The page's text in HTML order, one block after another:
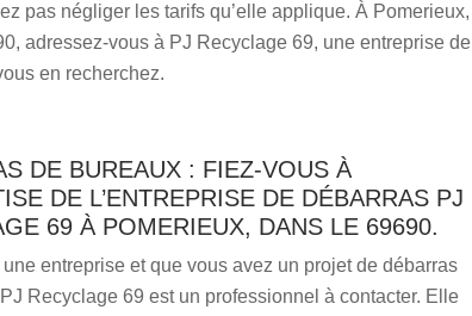
pas négliger les tarifs qu’elle applique. À Pomerieux,
adressez-vous à PJ Recyclage 69, une entreprise de
en recherchez.
DE BUREAUX : FIEZ-VOUS À
DE L’ENTREPRISE DE DÉBARRAS PJ
69 À POMERIEUX, DANS LE 69690.
entreprise et que vous avez un projet de débarras
Recyclage 69 est un professionnel à contacter. Elle